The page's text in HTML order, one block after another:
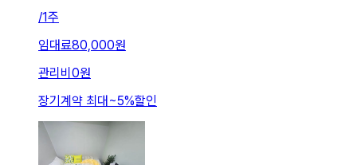
/1주
임대료80,000원
관리비 0원
장기계약 최대~5%할인